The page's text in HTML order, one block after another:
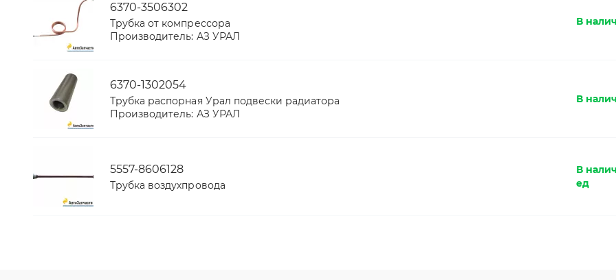
6370-3506302
Трубка от компрессора
Производитель: АЗ УРАЛ
В
6370-1302054
Трубка распорная Урал подвески радиатора
Производитель: АЗ УРАЛ
В
5557-8606128
Трубка воздухпровода
В
ед